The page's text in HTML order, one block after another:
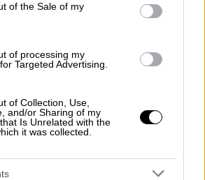
of the Sale of my
of processing my
Targeted Advertising.
of Collection, Use,
and/or Sharing of my
Is Unrelated with the
it was collected.
για τις αρχές του έτους,
τον Μάιο και πλέον έχουμε
Ιουνίου.
χλμ. σήραγγας, από την
«Ευαγγελισμό» (Ριζάρη),
μηνών. Το δεύτερο τμήμα
7,2 χλμ. θα
δεύτερος μετροπόντικας